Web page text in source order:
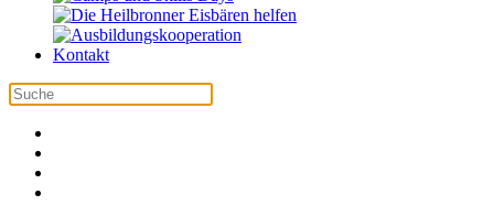
Kontakt